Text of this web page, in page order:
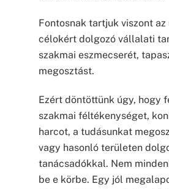
Fontosnak tartjuk viszont az
célokért dolgozó vállalati
szakmai eszmecserét,
megosztást.
Ezért döntöttünk úgy, hogy
szakmai féltékenységet,
harcot, a tudásunkat
vagy hasonló területen
tanácsadókkal. Nem
be e körbe. Egy jól